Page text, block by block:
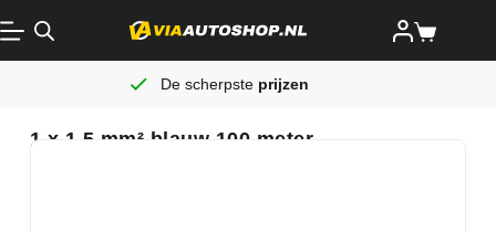
De scherpste prijzen
1 x 1,5 mm² blauw 100 meter